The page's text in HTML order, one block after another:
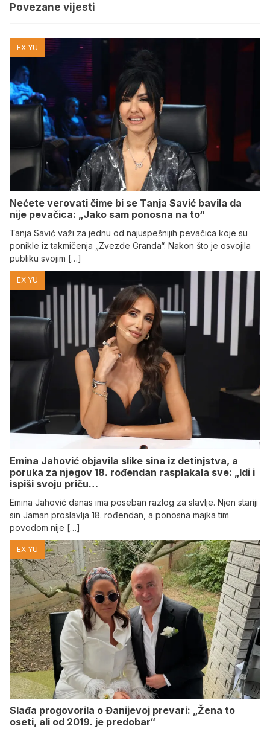
Povezane vijesti
EX YU
Nećete verovati čime bi se Tanja Savić bavila da
nije pevačica: „Jako sam ponosna na to“
Tanja Savić važi za jednu od najuspešnijih pevačica koje su
ponikle iz takmičenja „Zvezde Granda“. Nakon što je osvojila
publiku svojim […]
EX YU
Emina Jahović objavila slike sina iz detinjstva, a
poruka za njegov 18. rođendan rasplakala sve: „Idi i
ispiši svoju priču…
Emina Jahović danas ima poseban razlog za slavlje. Njen stariji
sin Jaman proslavlja 18. rođendan, a ponosna majka tim
povodom nije […]
EX YU
Slađa progovorila o Đanijevoj prevari: „Žena to
oseti, ali od 2019. je predobar“